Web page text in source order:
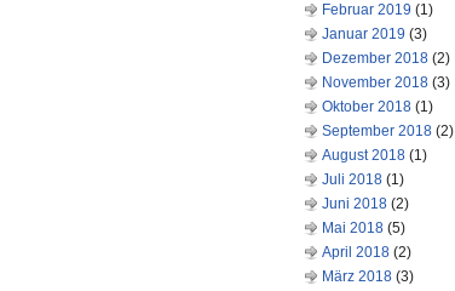
Februar 2019 (1)
Januar 2019 (3)
Dezember 2018 (2)
November 2018 (3)
Oktober 2018 (1)
September 2018 (2)
August 2018 (1)
Juli 2018 (1)
Juni 2018 (2)
Mai 2018 (5)
April 2018 (2)
März 2018 (3)